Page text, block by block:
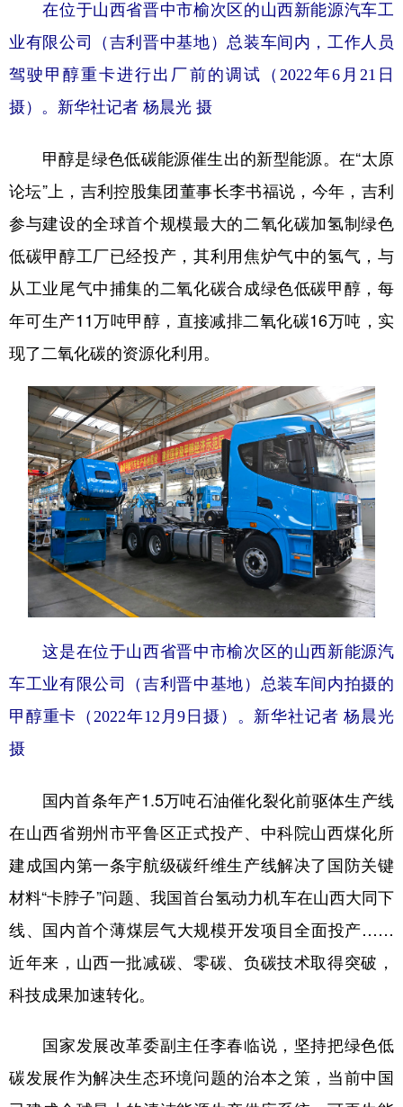
在位于山西省晋中市榆次区的山西新能源汽车工
业有限公司（吉利晋中基地）总装车间内，工作人员
驾驶甲醇重卡进行出厂前的调试（2022年6月21日
摄）。 新华社记者 杨晨光 摄
甲醇是绿色低碳能源催生出的新型能源。在“太原
论坛”上，吉利控股集团董事长李书福说，今年，吉利
参与建设的全球首个规模最大的二氧化碳加氢制绿色
低碳甲醇工厂已经投产，其利用焦炉气中的氢气，与
从工业尾气中捕集的二氧化碳合成绿色低碳甲醇，每
年可生产11万吨甲醇，直接减排二氧化碳16万吨，实
现了二氧化碳的资源化利用。
这是在位于山西省晋中市榆次区的山西新能源汽
车工业有限公司（吉利晋中基地）总装车间内拍摄的
甲醇重卡（2022年12月9日摄）。 新华社记者 杨晨光
摄
国内首条年产1.5万吨石油催化裂化前驱体生产线
在山西省朔州市平鲁区正式投产、中科院山西煤化所
建成国内第一条宇航级碳纤维生产线解决了国防关键
材料“卡脖子”问题、我国首台氢动力机车在山西大同下
线、国内首个薄煤层气大规模开发项目全面投产……
近年来，山西一批减碳、零碳、负碳技术取得突破，
科技成果加速转化。
国家发展改革委副主任李春临说，坚持把绿色低
碳发展作为解决生态环境问题的治本之策，当前中国